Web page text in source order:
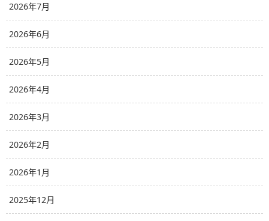
2026年7月
2026年6月
2026年5月
2026年4月
2026年3月
2026年2月
2026年1月
2025年12月